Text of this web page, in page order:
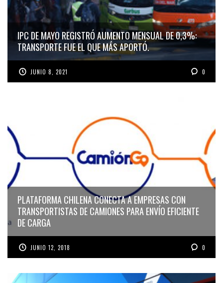
IPC DE MAYO REGISTRÓ AUMENTO MENSUAL DE 0,3%:
TRANSPORTE FUE EL QUE MÁS APORTÓ.
JUNIO 8, 2021 0
PLATAFORMA CHILENA CONECTA A EMPRESAS CON
TRANSPORTISTAS DE CAMIONES PARA ENVÍO EFICIENTE
DE CARGA
JUNIO 12, 2018 0